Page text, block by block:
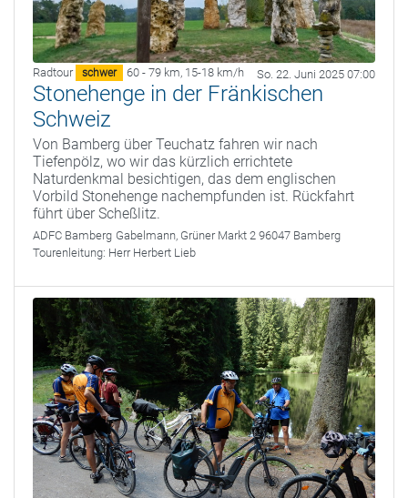
Radtour schwer 60 - 79 km, 15-18 km/h So. 22. Juni 2025 07:00
Stonehenge in der Fränkischen
Schweiz
Von Bamberg über Teuchatz fahren wir nach
Tiefenpölz, wo wir das kürzlich errichtete
Naturdenkmal besichtigen, das dem englischen
Vorbild Stonehenge nachempfunden ist. Rückfahrt
führt über Scheßlitz.
ADFC Bamberg Gabelmann, Grüner Markt 2 96047 Bamberg
Tourenleitung: Herr Herbert Lieb